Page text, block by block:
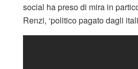
social ha preso di mira in
Renzi, ‘politico pagato dagli